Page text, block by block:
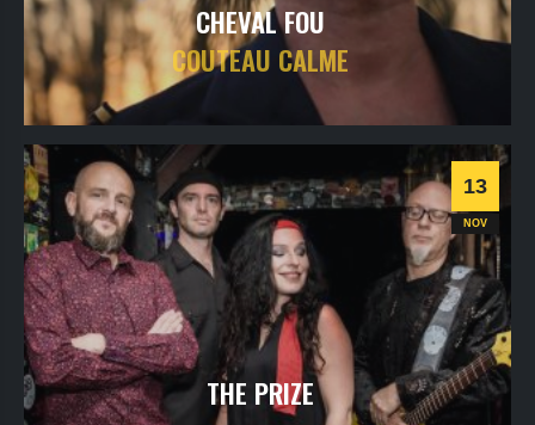
CHEVAL FOU
COUTEAU CALME
- 20h30- SALLE 1
Informations
13
NOV
THE PRIZE